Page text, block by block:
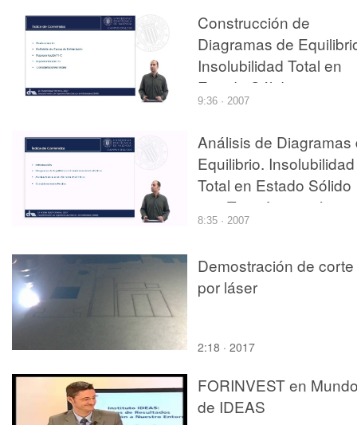
Construcción de
Diagramas de
Insolubilidad Total en
Estado Sólido sin
Afinidad entre
9:36 · 2007
Análisis de Diagramas
Equilibrio. Insolubilidad
Total en Estado Sólido
con Transformación
Eutéctica
8:35 · 2007
Demostración de corte
por láser
2:18 · 2017
FORINVEST en
de IDEAS